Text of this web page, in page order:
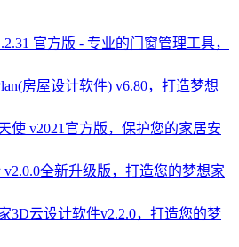
官方版 - 专业的门窗管理工具，
房屋设计软件) v6.80，打造梦想
使 v2021官方版，保护您的家居安
全新升级版，打造您的梦想家
3D云设计软件v2.2.0，打造您的梦